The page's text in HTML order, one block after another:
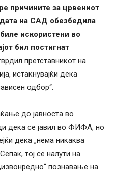
причините за црвениот
на САД обезбедила
искористени во
бил постигнат
претставникот на
истакнувајќи дека
одбор“.
до јавноста во
дека се јавил во ФИФА, но
дека „нема никаква
тој се налути на
познавање на